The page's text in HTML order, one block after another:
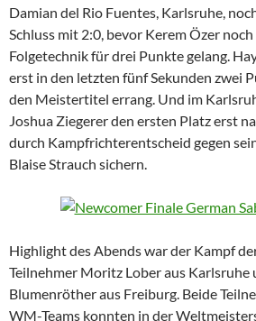
Damian del Rio Fuentes, Karlsruhe,
Schluss mit 2:0, bevor Kerem Özer
Folgetechnik für drei Punkte gelang.
erst in den letzten fünf Sekunden zwei
den Meistertitel errang. Und im
Joshua Ziegerer den ersten Platz erst
durch Kampfrichterentscheid gegen
Blaise Strauch sichern.
Highlight des Abends war der Kampf
Teilnehmer Moritz Lober aus Karlsruhe
Blumenröther aus Freiburg. Beide
WM-Teams konnten in der